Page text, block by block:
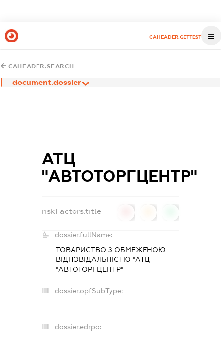
CAHEADER.GETTEST
CAHEADER.SEARCH
document.dossier
АТЦ
"АВТОТОРГЦЕНТР"
riskFactors.title
dossier.fullName:
ТОВАРИСТВО З ОБМЕЖЕНОЮ
ВІДПОВІДАЛЬНІСТЮ "АТЦ
"АВТОТОРГЦЕНТР"
dossier.opfSubType:
-
dossier.edrpo: